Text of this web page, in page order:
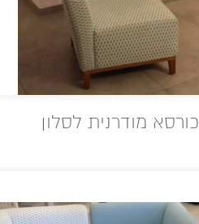
כורסא מודרנית לסלון